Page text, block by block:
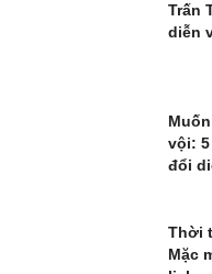
Trấn
diễn
vội:
đổi
Thời
Mặc